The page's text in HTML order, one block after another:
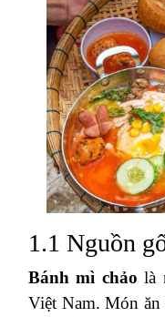
1.1 Nguồn
Bánh mì chảo là
Việt Nam. Món